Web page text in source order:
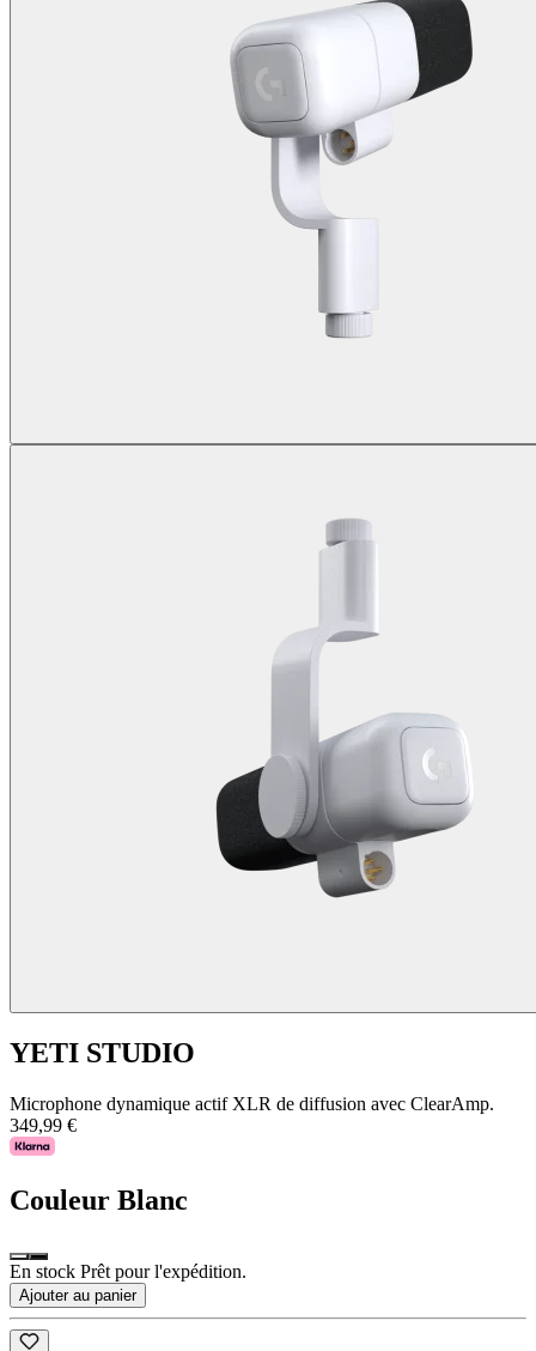
YETI STUDIO
Microphone dynamique actif XLR de diffusion avec ClearAmp.
349,99 €
Couleur Blanc
En stock Prêt pour l'expédition.
Ajouter au panier